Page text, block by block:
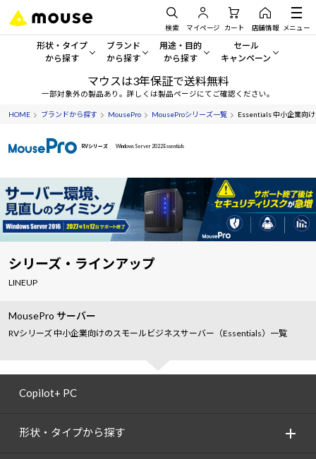
検索 マイページ カート 店舗情報 メニュー
形状・タイプ
から探す
形状・タイプから探す をすべてみる
デスクトップPC
ノートPC
タブレット
サーバー
ワークステーション
Windows 11
ブランド
から探す
mouse
G TUNE
DAIV
MousePro
iiyama
用途・目的
から探す
一般向けパソコン
ゲーミングPC・ゲーム向けパソコン
ビジネス向けパソコン
学習向けパソコン
セール
キャンペーン
セール・キャンペー
期間限定セール
すべて新品の旧モデル製品
おすすめ目玉パソコン
今イチオシのパソコンをピ
マウスは3年保証で送料無料
一部対象外の製品あり。詳しくは製品ページにてご確認ください。
HOME ブランドから探す MousePro MouseProシリーズ一覧 Essentials 中小企業向
RVシリーズ Windows Server 2022 Essentials
シリーズ・ラインアップ
LINEUP
MousePro サーバー
RVシリーズ 中小企業向けのスモールビジネスサーバー（Essentials）一覧
Copilot+ PC
形状・タイプから探す